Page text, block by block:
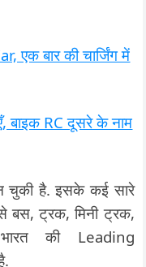
एक बार की चार्जिंग में
बाइक RC दूसरे के नाम
चुकी है. इसके कई सारे
ट्रक, मिनी ट्रक,
की Leading